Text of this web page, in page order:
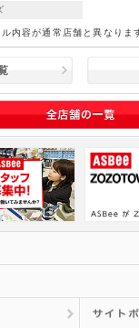
内容が通常店舗と異なりま